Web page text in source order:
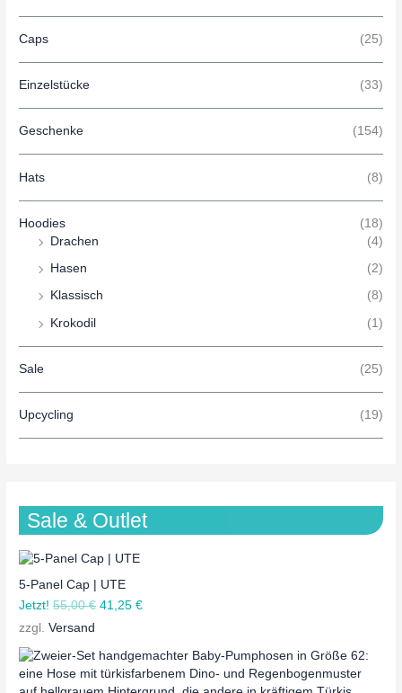
Caps (25)
Einzelstücke (33)
Geschenke (154)
Hats (8)
Hoodies
(18)
Drachen
(4)
Hasen (2)
Klassisch (8)
Krokodil (1)
Sale (25)
Upcycling (19)
Sale & Outlet
5-Panel Cap | UTE
Jetzt! 55,00€ 41,25€
zzgl.Versand